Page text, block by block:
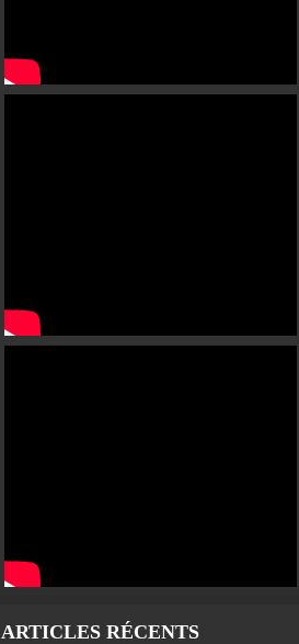
ARTICLES RÉCENTS